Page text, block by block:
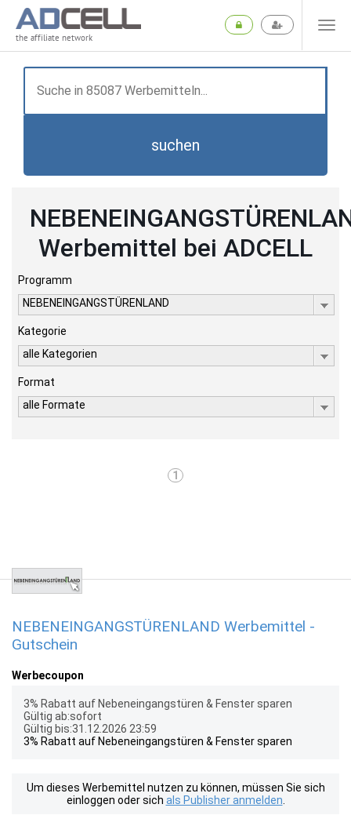
the affiliate network
suchen
Werbemittel bei ADCELL
Programm
NEBENEINGANGSTÜRENLAND
Kategorie
alle Kategorien
Format
alle Formate
1
NEBENEINGANGSTÜRENLAND Werbemittel -
Gutschein
Werbecoupon
3% Rabatt auf Nebeneingangstüren & Fenster sparen
Gültig ab:sofort
Gültig bis:31.12.2026 23:59
3% Rabatt auf Nebeneingangstüren & Fenster sparen
Um dieses Werbemittel nutzen zu können, müssen Sie sich
einloggen oder sich als Publisher anmelden